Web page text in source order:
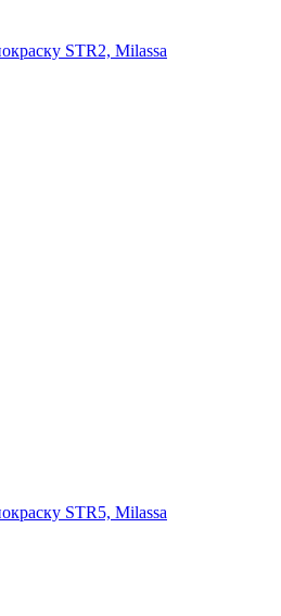
STR2, Milassa
STR5, Milassa